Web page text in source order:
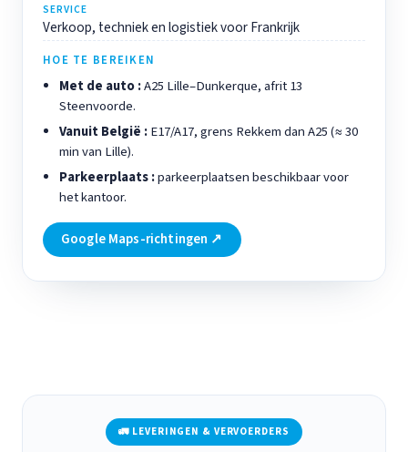
SERVICE
Verkoop, techniek en logistiek voor Frankrijk
HOE TE BEREIKEN
Met de auto :A25 Lille–Dunkerque, afrit 13
Steenvoorde.
Vanuit België :E17/A17, grens Rekkem dan A25 (≈ 30
min van Lille).
Parkeerplaats :parkeerplaatsen beschikbaar voor
het kantoor.
Google Maps-richtingen ↗
🚛 LEVERINGEN & VERVOERDERS